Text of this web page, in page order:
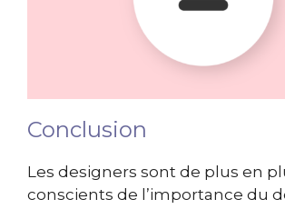
Conclusion
Les designers sont de plus en
conscients de l’importance du